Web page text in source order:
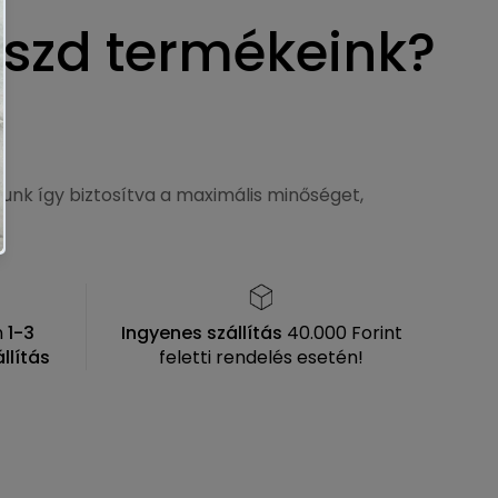
termékeink?
így biztosítva a maximális minőséget,
1-3
Ingyenes szállítás 40.000 Forint
feletti rendelés esetén!